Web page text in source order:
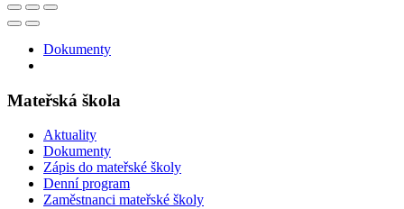
Dokumenty
Mateřská škola
Aktuality
Dokumenty
Zápis do mateřské školy
Denní program
Zaměstnanci mateřské školy